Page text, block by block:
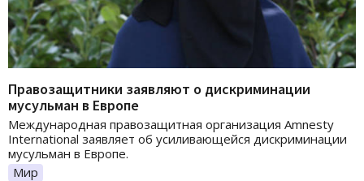
Правозащитники заявляют о дискриминации
мусульман в Европе
Международная правозащитная организация Amnesty
International заявляет об усиливающейся дискриминации
мусульман в Европе.
Мир